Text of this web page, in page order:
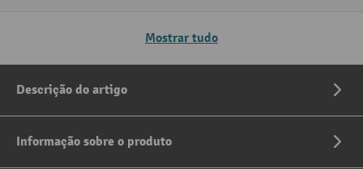
Mostrar tudo
Descrição do artigo
Informação sobre o produto